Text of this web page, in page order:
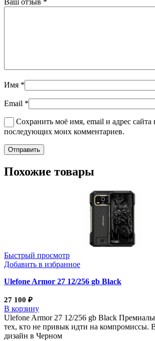
Ваш отзыв *
Имя *
Email *
Сохранить моё имя, email и адрес сайта
последующих моих комментариев.
Похожие товары
Быстрый просмотр
Добавить в избранное
Ulefone Armor 27 12/256 gb Black
27 100 ₽
В корзину
Ulefone Armor 27 12/256 gb Black
тех, кто не привык идти на компромиссы.
дизайн в Черном